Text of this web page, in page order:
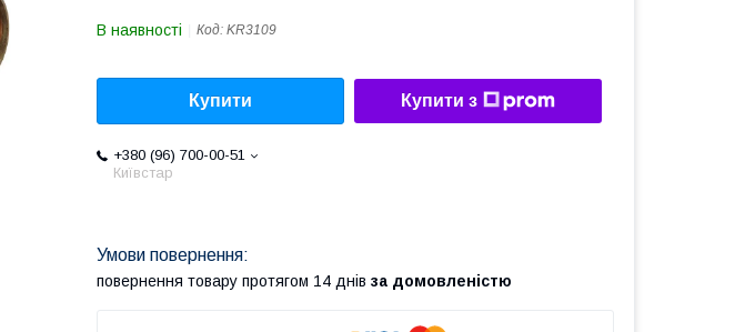
В наявності Код: KR3109
Купити Купити з
+380 (96) 700-00-51
Київстар
повернення товару протягом 14 днів за домовленістю